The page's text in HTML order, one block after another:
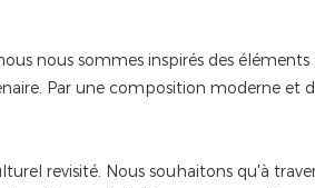
nous sommes inspirés des
Par une composition moderne et
revisité. Nous souhaitons qu'à